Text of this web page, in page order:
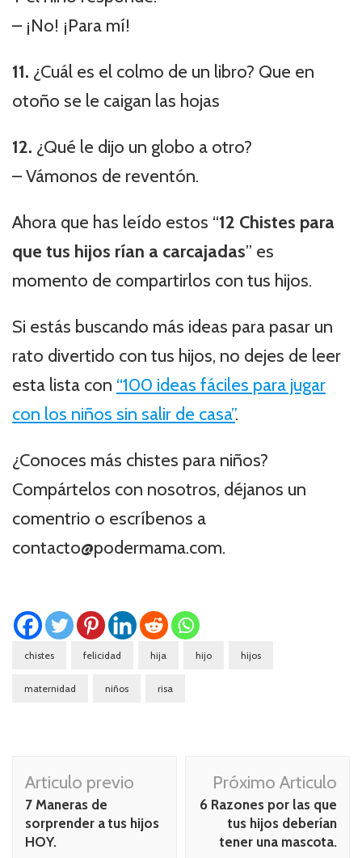
– ¡No! ¡Para mí!
11. ¿Cuál es el colmo de un libro? Que en
otoño se le caigan las hojas
12. ¿Qué le dijo un globo a otro?
– Vámonos de reventón.
Ahora que has leído estos “12 Chistes para
que tus hijos rían a carcajadas” es
momento de compartirlos con tus hijos.
Si estás buscando más ideas para pasar un
rato divertido con tus hijos, no dejes de leer
esta lista con “100 ideas fáciles para jugar
con los niños sin salir de casa”.
¿Conoces más chistes para niños?
Compártelos con nosotros, déjanos un
comentrio o escríbenos a
contacto@podermama.com.
chistes felicidad hija hijo hijos
maternidad niños risa
Navegación
de
publicación
Articulo previo
7 Maneras de
sorprender a tus hijos
HOY.
Próximo Articulo
6 Razones por las que
tus hijos deberían
tener una mascota.